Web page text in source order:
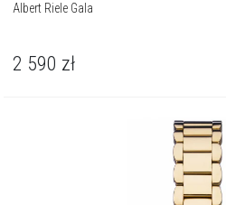
Albert Riele Gala
2 590 zł